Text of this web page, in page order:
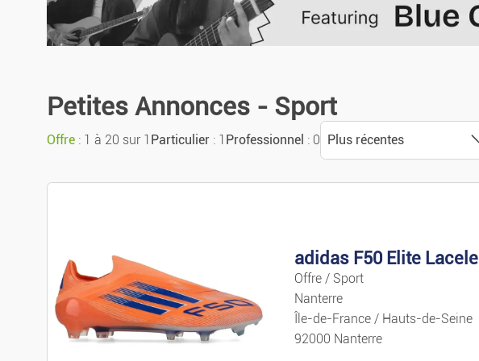
Annonces urgentes
Petites Annonces - Sport
Offre: 1 à 20 sur 1 Particulier: 1 Professionnel : 0 Plus récentes
Trier
Plus anciennes
Prix croissant
Offre / Sport
Nanterre
Île-de-France / Hauts-de-Seine
92000 Nanterre